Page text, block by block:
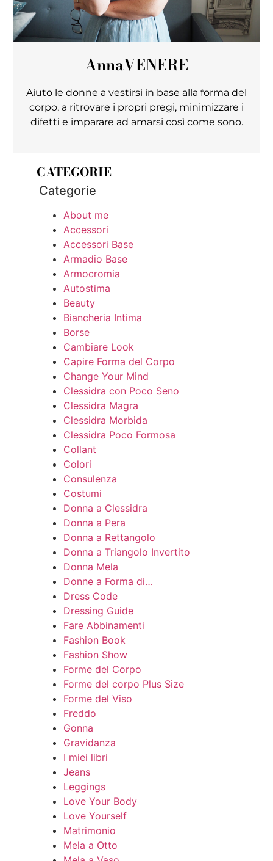
AnnaVENERE
Aiuto le donne a vestirsi in base alla forma del
corpo, a ritrovare i propri pregi, minimizzare i
difetti e imparare ad amarsi così come sono.
CATEGORIE
Categorie
About me
Accessori
Accessori Base
Armadio Base
Armocromia
Autostima
Beauty
Biancheria Intima
Borse
Cambiare Look
Capire Forma del Corpo
Change Your Mind
Clessidra con Poco Seno
Clessidra Magra
Clessidra Morbida
Clessidra Poco Formosa
Collant
Colori
Consulenza
Costumi
Donna a Clessidra
Donna a Pera
Donna a Rettangolo
Donna a Triangolo Invertito
Donna Mela
Donne a Forma di…
Dress Code
Dressing Guide
Fare Abbinamenti
Fashion Book
Fashion Show
Forme del Corpo
Forme del corpo Plus Size
Forme del Viso
Freddo
Gonna
Gravidanza
I miei libri
Jeans
Leggings
Love Your Body
Love Yourself
Matrimonio
Mela a Otto